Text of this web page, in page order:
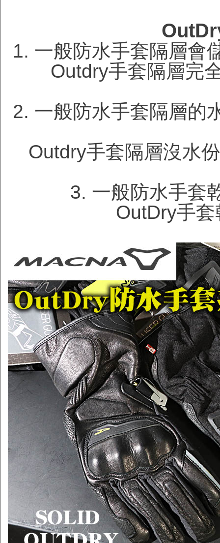
1. 一般防水手套隔層會
Outdry手套隔層完
2. 一般防水手套隔層的
Outdry手套隔層沒水
3. 一般防水手套
OutDry手套